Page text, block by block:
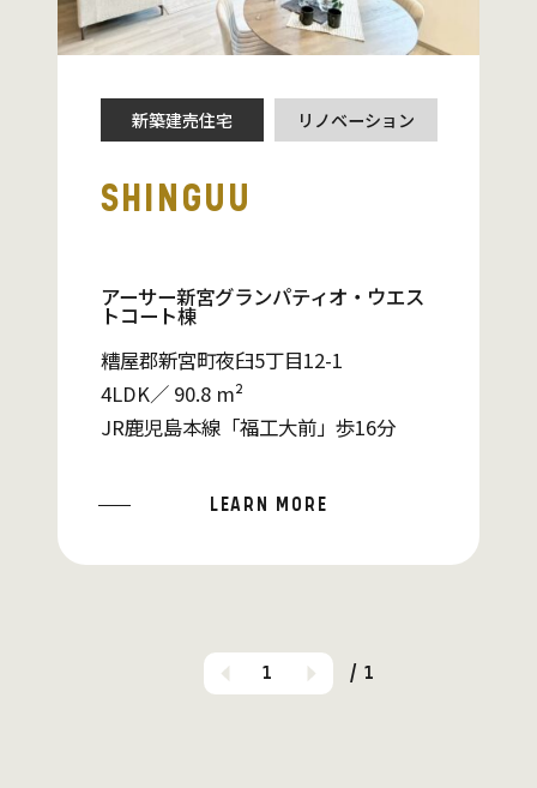
新築建売住宅 リノベーション
SHINGUU
アーサー新宮グランパティオ・ウエス
トコート棟
糟屋郡新宮町夜臼5丁目12-1
4LDK／ 90.8 m²
JR鹿児島本線「福工大前」歩16分
LEARN MORE
1 / 1